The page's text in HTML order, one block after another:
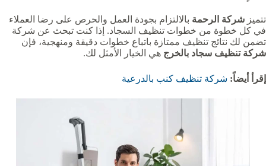
تتميز شركة الرحمة بالالتزام بجودة العمل والحرص على رضا العملاء
في كل خطوة من خطوات تنظيف السجاد. إذا كنت تبحث عن شركة
تضمن لك نتائج تنظيف ممتازة باتباع خطوات دقيقة ومنهجية، فإن
شركة تنظيف سجاد بالخرج هي الخيار الأمثل لك.
إقرأ أيضاً: شركة تنظيف كنب بالدرعية‏‏